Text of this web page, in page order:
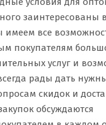
заинтересованы
имеем все
покупателям
услуг и
рады дать
скидок и
обсуждаются